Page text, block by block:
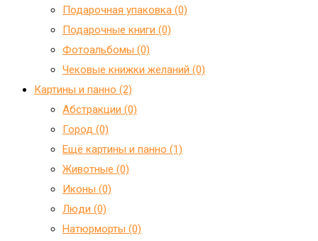
Подарочная упаковка (0)
Подарочные книги (0)
Фотоальбомы (0)
Чековые книжки желаний (0)
Картины и панно (2)
Абстракции (0)
Город (0)
Ещё картины и панно (1)
Животные (0)
Иконы (0)
Люди (0)
Натюрморты (0)